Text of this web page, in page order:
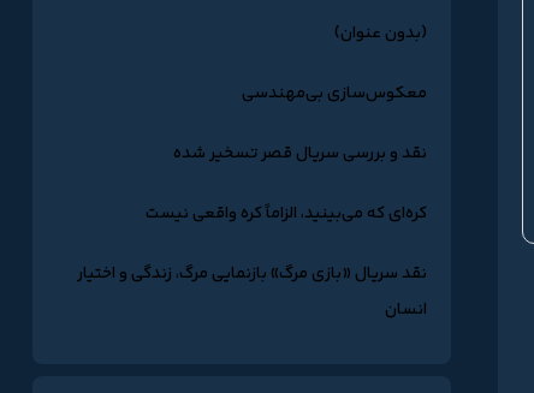
(بدون عنوان)
معکوس‌سازی بی‌مهندسی
نقد و بررسی سریال قصر تسخیر شده
کره‌ای که می‌بینید، الزاماً کره واقعی نیست
نقد سریال «بازی مرگ» بازنمایی مرگ، زندگی و اختیار
انسان